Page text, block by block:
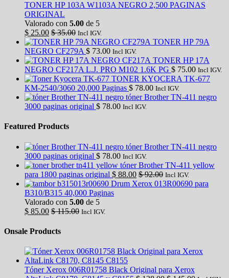
TONER HP 103A W1103A NEGRO 2,500 PAGINAS
ORIGINAL
Valorado con 5.00 de 5
$ 25.00 $35.00 Incl IGV.
TONER HP 79A
NEGRO CF279A $ 73.00 Incl IGV.
TONER HP 17A
NEGRO CF217A L.J. PRO M102 1.6K PG $ 75.00 Incl IGV.
TONER KYOCERA TK-677
KM-2540/3060 20,000 Paginas $ 78.00 Incl IGV.
tóner Brother TN-411 negro
3000 paginas original $ 78.00 Incl IGV.
Featured Products
tóner Brother TN-411 negro
3000 paginas original $ 78.00 Incl IGV.
tóner Brother TN-411 yellow
para 1800 paginas original $ 88.00 $92.00 Incl IGV.
Drum Xerox 013R00690 para
B310/B315 40,000 Paginas
Valorado con 5.00 de 5
$ 85.00 $115.00 Incl IGV.
Onsale Products
Tóner Xerox 006R01758 Black Original para Xerox